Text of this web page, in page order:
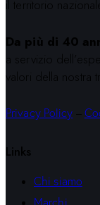
il territorio
Da più di 40
a servizio
valori della nostra
Privacy Policy
Links
Chi siamo